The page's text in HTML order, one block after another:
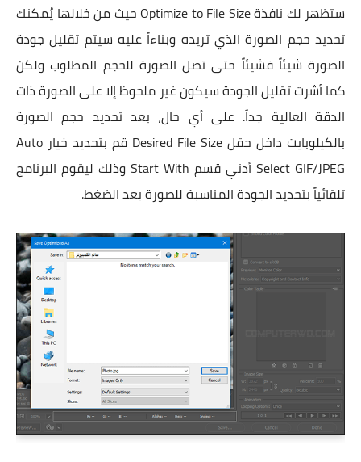
ستظهر لك نافذة Optimize to File Size حيث من خلالها يُمكنك
تحديد حجم الصورة الذي تريده وبناءاً عليه سيتم تقليل جودة
الصورة شيئاً فشيئاً حتى تصل الصورة للحجم المطلوب ولكن
كما أشرت تقليل الجودة سيكون غير ملحوظ إلا على الصورة ذات
الدقة العالية جداً. على أي حال، بعد تحديد حجم الصورة
بالكيلوبايت داخل حقل Desired File Size قم بتحديد خيار Auto
Select GIF/JPEG أدني قسم Start With وذلك ليقوم البرنامج
تلقائياً بتحديد الجودة المناسبة للصورة بعد الضغط.